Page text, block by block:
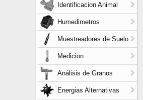
Identificacion Animal
Humedimetros
Muestreadores de Suelo
Medicion
Análisis de Granos
Energias Alternativas